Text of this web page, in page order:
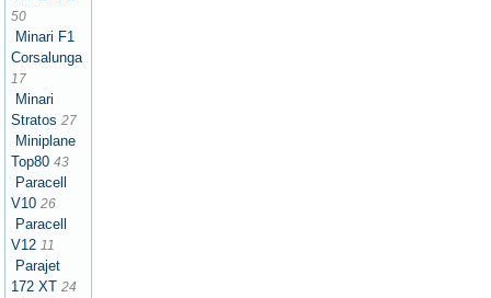
50
Minari F1
Corsalunga
17
Minari
Stratos 27
Miniplane
Top80 43
Paracell
V10 26
Paracell
V12 11
Parajet
172 XT 24